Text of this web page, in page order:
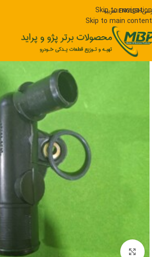
Skip to navigation
Skip to main content
ENGLISHالعربیه